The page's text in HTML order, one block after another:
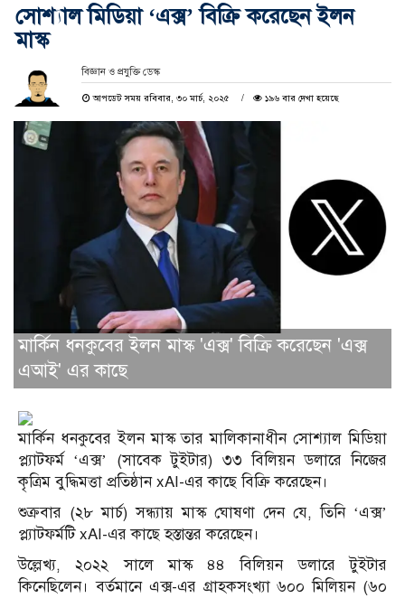
সোশ্যাল মিডিয়া ‘এক্স’ বিক্রি করেছেন ইলন
মাস্ক
বিজ্ঞান ও প্রযুক্তি ডেস্ক
আপডেট সময় রবিবার, ৩০ মার্চ, ২০২৫ ১৯৬ বার দেখা হয়েছে
মার্কিন ধনকুবের ইলন মাস্ক 'এক্স' বিক্রি করেছেন 'এক্স
এআই' এর কাছে
মার্কিন ধনকুবের ইলন মাস্ক তার মালিকানাধীন সোশ্যাল মিডিয়া
প্ল্যাটফর্ম ‘এক্স’ (সাবেক টুইটার) ৩৩ বিলিয়ন ডলারে নিজের
কৃত্রিম বুদ্ধিমত্তা প্রতিষ্ঠান xAI-এর কাছে বিক্রি করেছেন।
শুক্রবার (২৮ মার্চ) সন্ধ্যায় মাস্ক ঘোষণা দেন যে, তিনি ‘এক্স’
প্ল্যাটফর্মটি xAI-এর কাছে হস্তান্তর করেছেন।
উল্লেখ্য, ২০২২ সালে মাস্ক ৪৪ বিলিয়ন ডলারে টুইটার
কিনেছিলেন। বর্তমানে এক্স-এর গ্রাহকসংখ্যা ৬০০ মিলিয়ন (৬০